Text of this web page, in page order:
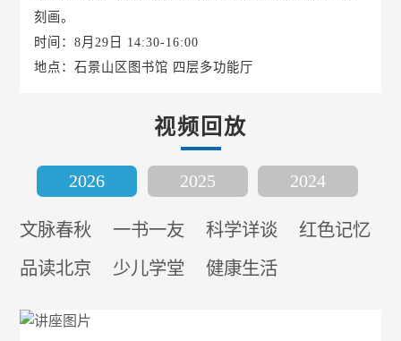
刻画。
时间：8月29日 14:30-16:00
地点：石景山区图书馆 四层多功能厅
视频回放
2026 2025 2024
文脉春秋 一书一友 科学详谈
红色记忆
品读北京
少儿学堂 健康生活